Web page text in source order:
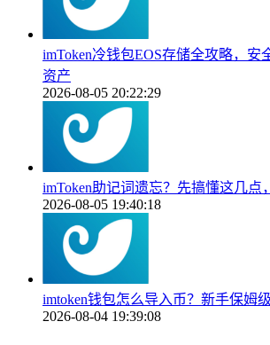
imToken冷钱包EOS存储全攻略，安
资产
2026-08-05 20:22:29
imToken助记词遗忘？先搞懂这几点
2026-08-05 19:40:18
imtoken钱包怎么导入币？新手保姆
2026-08-04 19:39:08